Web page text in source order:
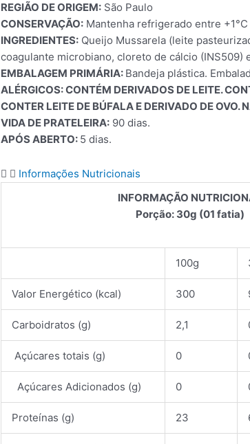
REGIÃO DE ORIGEM: São Paulo
CONSERVAÇÃO: Mantenha refrigerado entre +1°C
INGREDIENTES: Queijo Mussarela (leite
coagulante microbiano, cloreto de cálcio (INS509)
EMBALAGEM PRIMÁRIA: Bandeja plástica.
ALÉRGICOS: CONTÉM DERIVADOS DE LEITE.
CONTER LEITE DE BÚFALA E DERIVADO DE OVO.
VIDA DE PRATELEIRA: 90 dias.
APÓS ABERTO: 5 dias.
Informações Nutricionais
INFORMAÇÃO
Porção: 30g (01 fatia)
100g
Valor Energético (kcal) 300
Carboidratos (g) 2,1
Açúcares totais (g) 0
Açúcares Adicionados (g) 0
Proteínas (g) 23